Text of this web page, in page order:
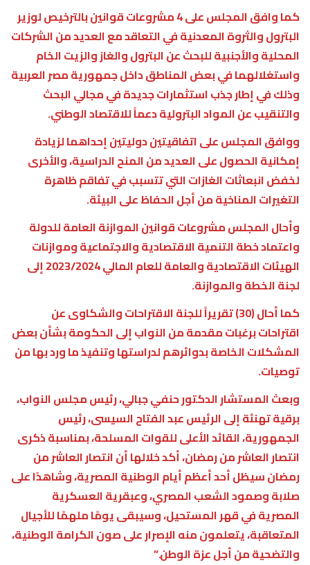
كما وافق المجلس على 4 مشروعات قوانين بالترخيص لوزير
البترول والثروة المعدنية في التعاقد مع العديد من الشركات
المحلية والأجنبية للبحث عن البترول والغاز والزيت الخام
واستغلالهما في بعض المناطق داخل جمهورية مصر العربية
وذلك في إطار جذب استثمارات جديدة في مجالي البحث
والتنقيب عن المواد البترولية دعماً للاقتصاد الوطني.
ووافق المجلس على اتفاقيتين دوليتين إحداهما لزيادة
إمكانية الحصول على العديد من المنح الدراسية، والأخرى
لخفض انبعاثات الغازات التي تتسبب في تفاقم ظاهرة
التغيرات المناخية من أجل الحفاظ على البيئة.
وأحال المجلس مشروعات قوانين الموازنة العامة للدولة
واعتماد خطة التنمية الاقتصادية والاجتماعية وموازنات
الهيئات الاقتصادية والعامة للعام المالي 2023/2024 إلى
لجنة الخطة والموازنة.
كما أحال (30) تقريراً للجنة الاقتراحات والشكاوى عن
اقتراحات برغبات مقدمة من النواب إلى الحكومة بشأن بعض
المشكلات الخاصة بدوائرهم لدراستها وتنفيذ ما ورد بها من
توصيات.
وبعث المستشار الدكتور حنفي جبالي، رئيس مجلس النواب،
برقية تهنئة إلى الرئيس عبد الفتاح السيسى، رئيس
الجمهورية، القائد الأعلى للقوات المسلحة، بمناسبة ذكرى
انتصار العاشر من رمضان، أكد خلالها أن انتصار العاشر من
رمضان سيظل أحد أعظم أيام الوطنية المصرية، وشاهدًا على
صلابة وصمود الشعب المصري، وعبقرية العسكرية
المصرية في قهر المستحيل، وسيبقى يومًا ملهمًا للأجيال
المتعاقبة، يتعلمون منه الإصرار على صون الكرامة الوطنية،
والتضحية من أجل عزة الوطن.”